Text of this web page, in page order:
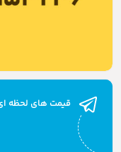
قیمت های لحظه